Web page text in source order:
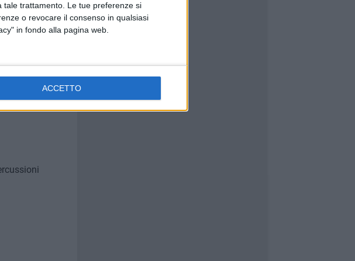
tale trattamento. Le tue preferenze si
o revocare il consenso in qualsiasi
in fondo alla pagina web.
ACCETTO
ai monaci